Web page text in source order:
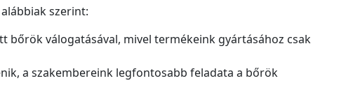
szerint:
bőrök válogatásával, mivel termékeink gyártásához csak
a szakembereink legfontosabb feladata a bőrök